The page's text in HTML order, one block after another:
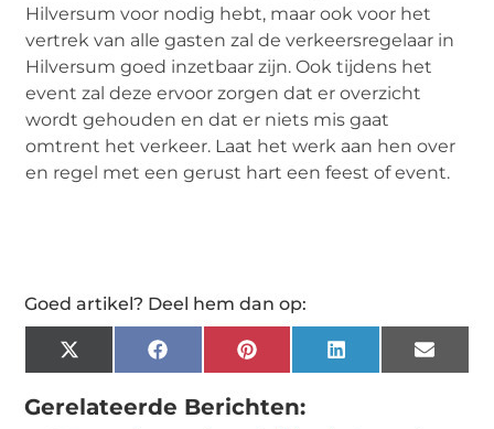
Hilversum voor nodig hebt, maar ook voor het
vertrek van alle gasten zal de verkeersregelaar in
Hilversum goed inzetbaar zijn. Ook tijdens het
event zal deze ervoor zorgen dat er overzicht
wordt gehouden en dat er niets mis gaat
omtrent het verkeer. Laat het werk aan hen over
en regel met een gerust hart een feest of event.
Goed artikel? Deel hem dan op:
X
(Twitter)
FacebookPinterestLinkedIn Email
Gerelateerde Berichten: